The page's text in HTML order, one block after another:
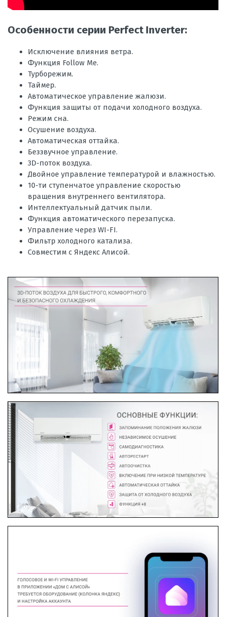
Особенности серии Perfect Inverter:
Исключение влияния ветра.
Функция Follow Me.
Турборежим.
Таймер.
Автоматическое управление жалюзи.
Функция защиты от подачи холодного воздуха.
Режим сна.
Осушение воздуха.
Автоматическая оттайка.
Беззвучное управление.
3D-поток воздуха.
Двойное управление температурой и влажностью.
10-ти ступенчатое управление скоростью
вращения внутреннего вентилятора.
Интеллектуальный датчик пыли.
Функция автоматического перезапуска.
Управление через WI-FI.
Фильтр холодного катализа.
Совместим с Яндекс Алисой.